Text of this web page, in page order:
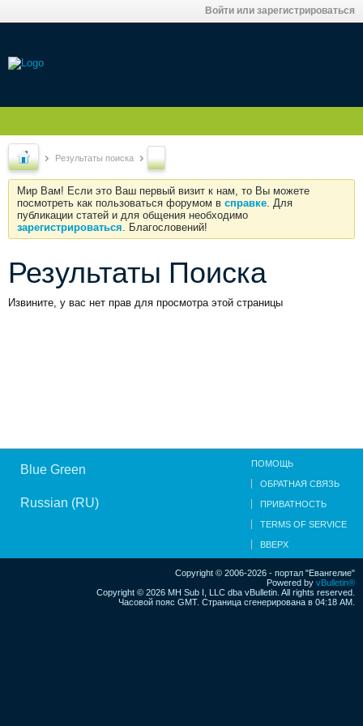
Войти или зарегистрироваться
Результаты поиска
Мир Вам! Если это Ваш первый визит к нам, то Вы можете
посмотреть как пользоваться форумом в справке. Для
публикации статей и для общения необходимо
зарегистрироваться. Благословений!
Результаты Поиска
Извините, у вас нет прав для просмотра этой страницы
Blue Green
Russian (RU)
ПОМОЩЬ
ОБРАТНАЯ СВЯЗЬ
ПРИВАТНОСТЬ
TERMS OF SERVICE
ВВЕРХ
Copyright © 2006-2026 - портал "Евангелие"
Powered by vBulletin®
Copyright © 2026 MH Sub I, LLC dba vBulletin. All rights reserved.
Часовой пояс GMT. Страница сгенерирована в 04:18 AM.